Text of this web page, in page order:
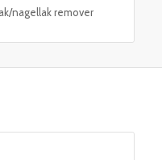
nagellak remover